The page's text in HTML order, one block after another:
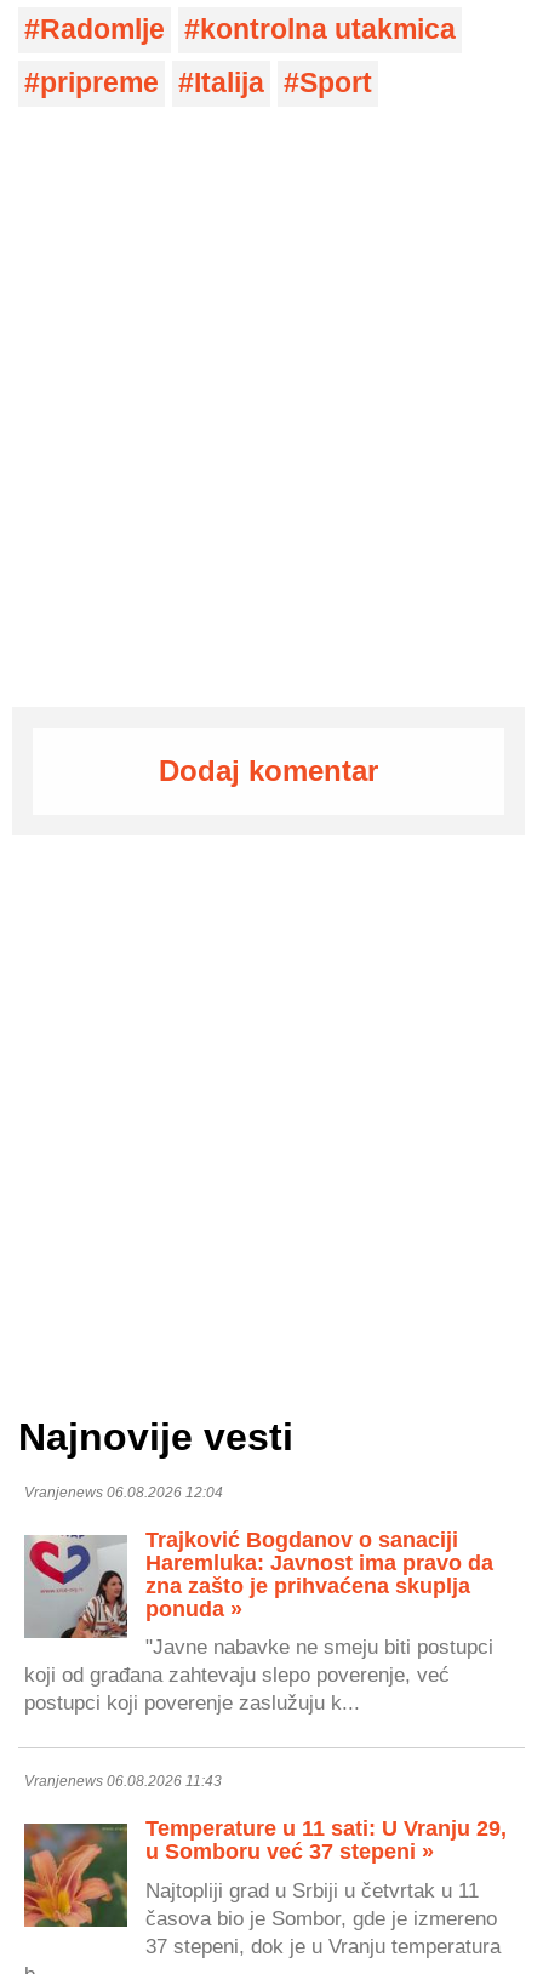
Radomlje
kontrolna utakmica
pripreme
Italija Sport
Dodaj komentar
Najnovije vesti
Vranjenews 06.08.2026 12:04
Trajković Bogdanov o sanaciji
Haremluka: Javnost ima pravo da
zna zašto je prihvaćena skuplja
ponuda »
"Javne nabavke ne smeju biti postupci
koji od građana zahtevaju slepo poverenje, već
postupci koji poverenje zaslužuju k...
Vranjenews 06.08.2026 11:43
Temperature u 11 sati: U Vranju 29,
u Somboru već 37 stepeni »
Najtopliji grad u Srbiji u četvrtak u 11
časova bio je Sombor, gde je izmereno
37 stepeni, dok je u Vranju temperatura